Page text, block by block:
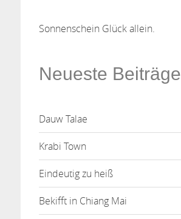
Sonnenschein Glück allein.
Neueste Beiträge
Dauw Talae
Krabi Town
Eindeutig zu heiß
Bekifft in Chiang Mai